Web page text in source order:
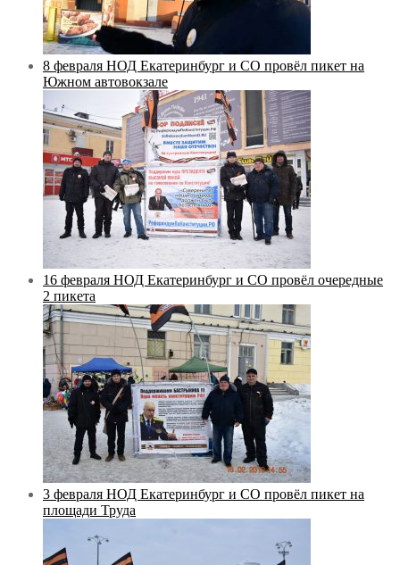
8 февраля НОД Екатеринбург и СО провёл пикет на
Южном автовокзале
16 февраля НОД Екатеринбург и СО провёл очередные
2 пикета
3 февраля НОД Екатеринбург и СО провёл пикет на
площади Труда